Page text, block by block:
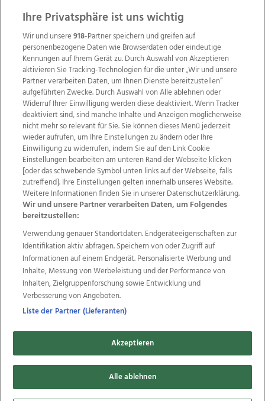
Wir über uns Mediadaten Kontakt
Jobs
Datenschutz
Impressum
AGB Anzeigekunden
AGB Website
Ehrenkodex Politische Werbung
Weitere Angebote des Medienhauses Wimmer
TV1 di-mog-i.at OÖNow
Ischler Woche
Life Radio
OÖNachrichten
OÖN Immobilien
OÖN Karriere
OÖN Reise
Promenaden Galerien
Regionaljobs
wasistlos.at
Copyrights © 2026 Tips Zeitungs GmbH & Co KG
developed by11x11.net
Ihre Privatsphäre ist uns wichtig
Wir und unsere918-Partner speichern und greifen auf
personenbezogene Daten wie Browserdaten oder eindeutige
Kennungen auf Ihrem Gerät zu. Durch Auswahl von Akzeptieren
aktivieren Sie Tracking-Technologien für die unter „Wir und unsere
Partner verarbeiten Daten, um Ihnen Dienste bereitzustellen“
aufgeführten Zwecke. Durch Auswahl von Alle ablehnen oder
Widerruf Ihrer Einwilligung werden diese deaktiviert. Wenn Tracker
deaktiviert sind, sind manche Inhalte und Anzeigen möglicherweise
nicht mehr so relevant für Sie. Sie können dieses Menü jederzeit
wieder aufrufen, um Ihre Einstellungen zu ändern oder Ihre
Einwilligung zu widerrufen, indem Sie auf den Link Cookie
Einstellungen bearbeiten am unteren Rand der Webseite klicken
[oder das schwebende Symbol unten links auf der Webseite, falls
zutreffend]. Ihre Einstellungen gelten innerhalb unseres Website.
Weitere Informationen finden Sie in unserer Datenschutzerklärung.
Wir und unsere Partner verarbeiten Daten, um Folgendes
bereitzustellen:
Verwendung genauer Standortdaten. Endgeräteeigenschaften zur
Identifikation aktiv abfragen. Speichern von oder Zugriff auf
Informationen auf einem Endgerät. Personalisierte Werbung und
Inhalte, Messung von Werbeleistung und der Performance von
Inhalten, Zielgruppenforschung sowie Entwicklung und
Verbesserung von Angeboten.
Liste der Partner (Lieferanten)
Akzeptieren
Alle ablehnen